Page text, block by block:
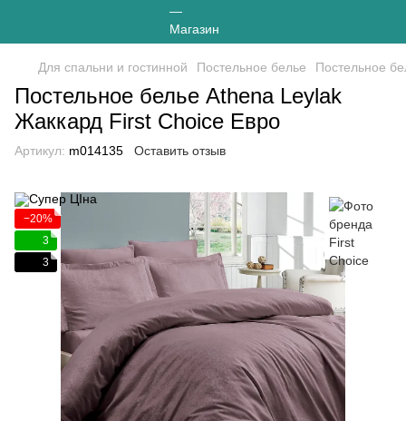
Для спальни и гостинной Постельное белье Постельное
Постельное белье Athena Leylak
Жаккард First Choice Евро
Артикул: m014135 Оставить отзыв
−20%
3
3